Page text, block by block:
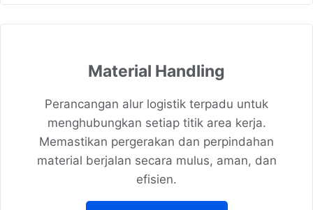
Material Handling
Perancangan alur logistik terpadu untuk
menghubungkan setiap titik area kerja.
Memastikan pergerakan dan perpindahan
material berjalan secara mulus, aman, dan
efisien.